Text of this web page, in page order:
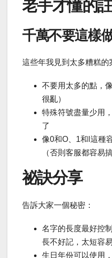
老手才懂的
千萬不要這樣
這些年我見到太多糟糕的
不要用太多的點，
很亂）
特殊符號盡量少用
了
像0和O、1和l這種
（否則客服都容易搞
祕訣分享
告訴大家一個秘密：
名字的長度最好控
長不好記，太短容
生日年份可以使用